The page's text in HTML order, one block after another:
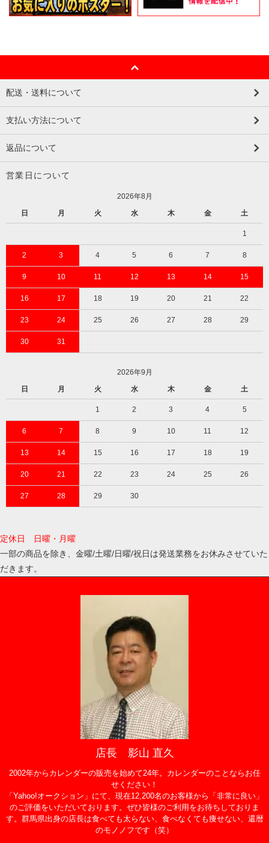
配送・送料について
支払い方法について
返品について
営業日について
2026年8月
日
月 火 水 木 金 土
1
2 3 4 5 6 7 8
9 10 11 12 13 14 15
16 17 18 19 20 21 22
23 24 25 26 27 28 29
30 31
2026年9月
日
月 火 水 木 金 土
1 2 3 4 5
6 7 8 9 10 11 12
13 14 15 16 17 18 19
20 21 22 23 24 25 26
27 28 29 30
定休日 日曜・月曜
一部の商品を除き、金曜/土曜/日曜/祝日は発送業務をお休みさせていた
だきます。
店長 影山 直久
2002年からカレンダーの販売を始めて24年。カレンダーのことならお任
せください！
「Yahoo!オークション」にて、現在12,200名のお客様から「非常に良い」
のご評価をいただいております。ぜひ皆様のご利用をお待ちしておりま
す。群馬県出身の店長は食べても太らない、食べなくても痩せない、還暦
のモノノフです（笑）